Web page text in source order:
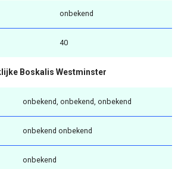
onbekend
40
Boskalis Westminster
onbekend, onbekend, onbekend
onbekend onbekend
onbekend